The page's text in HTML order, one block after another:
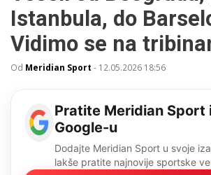
Istanbula, do
Vidimo se na
Od Meridian Sport - 12.05.2026 18:56
Pratite Meridian Sport
Google-u
Dodajte Meridian Sport u svoje
lakše pratite najnovije sportske